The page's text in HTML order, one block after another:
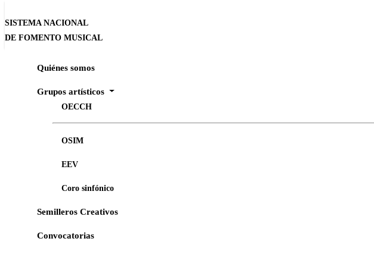
SISTEMA NACIONAL
DE FOMENTO MUSICAL
Quiénes somos
Grupos artísticos
OECCH
OSIM
EEV
Coro sinfónico
Semilleros Creativos
Convocatorias
Agenda Liminal a cappella I